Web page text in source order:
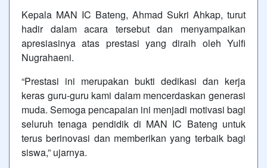
Kepala MAN IC Bateng, Ahmad Sukri Ahkap, turut
hadir dalam acara tersebut dan menyampaikan
apresiasinya atas prestasi yang diraih oleh Yulfi
Nugrahaeni.
“Prestasi ini merupakan bukti dedikasi dan kerja
keras guru-guru kami dalam mencerdaskan generasi
muda. Semoga pencapaian ini menjadi motivasi bagi
seluruh tenaga pendidik di MAN IC Bateng untuk
terus berinovasi dan memberikan yang terbaik bagi
siswa,” ujarnya.